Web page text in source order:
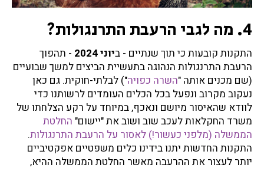
4. מה לגבי הרעבת התרנגולות?
התקנות קובעות כי תוך שנתיים - ביוני 2024
- תהפוך
הרעבת התרנגולות הנהוגה בתעשיית הביצים למשך שבועיים
(שם מכנים אותה "השרה כפויה") לבלתי-חוקית. גם כאן
נעקוב מקרוב ונפעל בכל הכלים העומדים לרשותנו כדי
לוודא שהאיסור מיושם ונאכף, במיוחד על רקע הצלחתו של
משרד החקלאות לעכב שוב ושוב את "יישום" החלטת
הממשלה (מלפני כעשור!) לאסור על הרעבת התרנגולות.
התקנות החדשות יתנו בידינו כלים משפטיים אפקטיביים
יותר לעצור את ההרעבה מאשר החלטת הממשלה ההיא,